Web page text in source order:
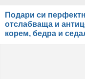
Подари си
отслабваща и
корем, бедра и